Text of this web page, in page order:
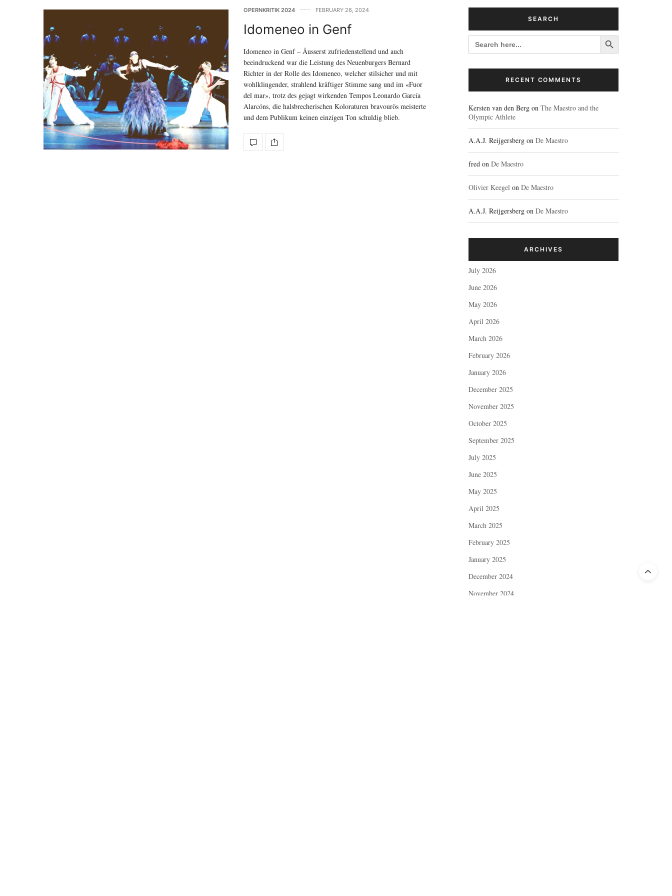
OPERNKRITIK 2024 FEBRUARY 26, 2024
Idomeneo in Genf
Idomeneo in Genf – Äusserst zufriedenstellend und auch
beeindruckend war die Leistung des Neuenburgers Bernard
Richter in der Rolle des Idomeneo, welcher stilsicher und mit
wohlklingender, strahlend kräftiger Stimme sang und im «Fuor
del mar», trotz des gejagt wirkenden Tempos Leonardo García
Alarcóns, die halsbrecherischen Koloraturen bravourös meisterte
und dem Publikum keinen einzigen Ton schuldig blieb.
SEARCH
SEARCH
FOR:
Search Button
RECENT COMMENTS
Kersten van den Berg on The Maestro and the
Olympic Athlete
A.A.J. Reijgersberg on De Maestro
fred on De Maestro
Olivier Keegel on De Maestro
A.A.J. Reijgersberg on De Maestro
ARCHIVES
July 2026
June 2026
May 2026
April 2026
March 2026
February 2026
January 2026
December 2025
November 2025
October 2025
September 2025
July 2025
June 2025
May 2025
April 2025
March 2025
February 2025
January 2025
December 2024
November 2024